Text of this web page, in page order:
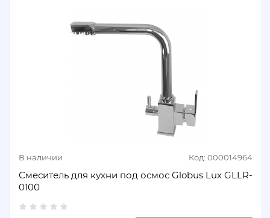
В наличии Код: 000014964
Смеситель для кухни под осмос Globus Lux GLLR-
0100